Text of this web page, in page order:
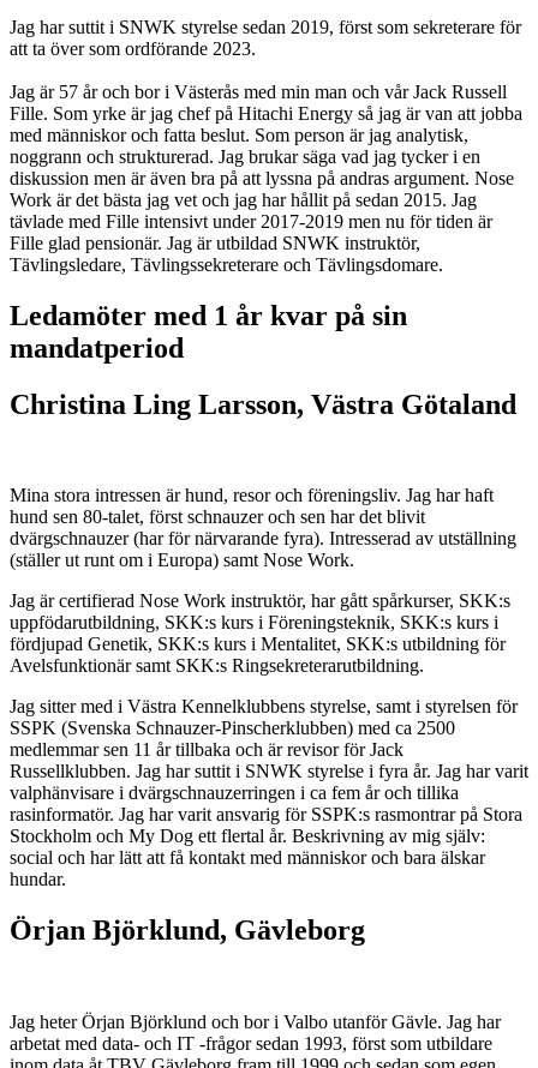
Jag har suttit i SNWK styrelse sedan 2019, först som sekreterare för
att ta över som ordförande 2023.
Jag är 57 år och bor i Västerås med min man och vår Jack Russell
Fille. Som yrke är jag chef på Hitachi Energy så jag är van att jobba
med människor och fatta beslut. Som person är jag analytisk,
noggrann och strukturerad. Jag brukar säga vad jag tycker i en
diskussion men är även bra på att lyssna på andras argument. Nose
Work är det bästa jag vet och jag har hållit på sedan 2015. Jag
tävlade med Fille intensivt under 2017-2019 men nu för tiden är
Fille glad pensionär. Jag är utbildad SNWK instruktör,
Tävlingsledare, Tävlingssekreterare och Tävlingsdomare.
Ledamöter med 1 år kvar på sin
mandatperiod
Christina Ling Larsson, Västra Götaland
Mina stora intressen är hund, resor och föreningsliv. Jag har haft
hund sen 80-talet, först schnauzer och sen har det blivit
dvärgschnauzer (har för närvarande fyra). Intresserad av utställning
(ställer ut runt om i Europa) samt Nose Work.
Jag är certifierad Nose Work instruktör, har gått spårkurser, SKK:s
uppfödarutbildning, SKK:s kurs i Föreningsteknik, SKK:s kurs i
fördjupad Genetik, SKK:s kurs i Mentalitet, SKK:s utbildning för
Avelsfunktionär samt SKK:s Ringsekreterarutbildning.
Jag sitter med i Västra Kennelklubbens styrelse, samt i styrelsen för
SSPK (Svenska Schnauzer-Pinscherklubben) med ca 2500
medlemmar sen 11 år tillbaka och är revisor för Jack
Russellklubben. Jag har suttit i SNWK styrelse i fyra år. Jag har varit
valphänvisare i dvärgschnauzerringen i ca fem år och tillika
rasinformatör. Jag har varit ansvarig för SSPK:s rasmontrar på Stora
Stockholm och My Dog ett flertal år. Beskrivning av mig själv:
social och har lätt att få kontakt med människor och bara älskar
hundar.
Örjan Björklund, Gävleborg
Jag heter Örjan Björklund och bor i Valbo utanför Gävle. Jag har
arbetat med data- och IT -frågor sedan 1993, först som utbildare